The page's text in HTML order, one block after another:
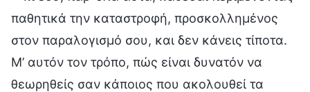
παθητικά την καταστροφή, προσκολλημένος
στον παραλογισμό σου, και δεν κάνεις τίποτα.
Μ’ αυτόν τον τρόπο, πώς είναι δυνατόν να
θεωρηθείς σαν κάποιος που ακολουθεί τα